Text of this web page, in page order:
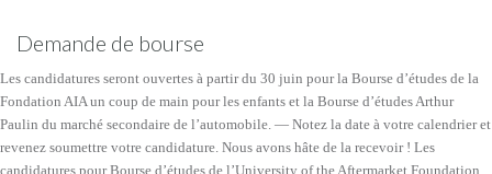
Demande de bourse
Les candidatures seront ouvertes à partir du 30 juin pour la Bourse d’études de la
Fondation AIA un coup de main pour les enfants et la Bourse d’études Arthur
Paulin du marché secondaire de l’automobile. — Notez la date à votre calendrier et
revenez soumettre votre candidature. Nous avons hâte de la recevoir ! Les
candidatures pour Bourse d’études de l’University of the Aftermarket Foundation